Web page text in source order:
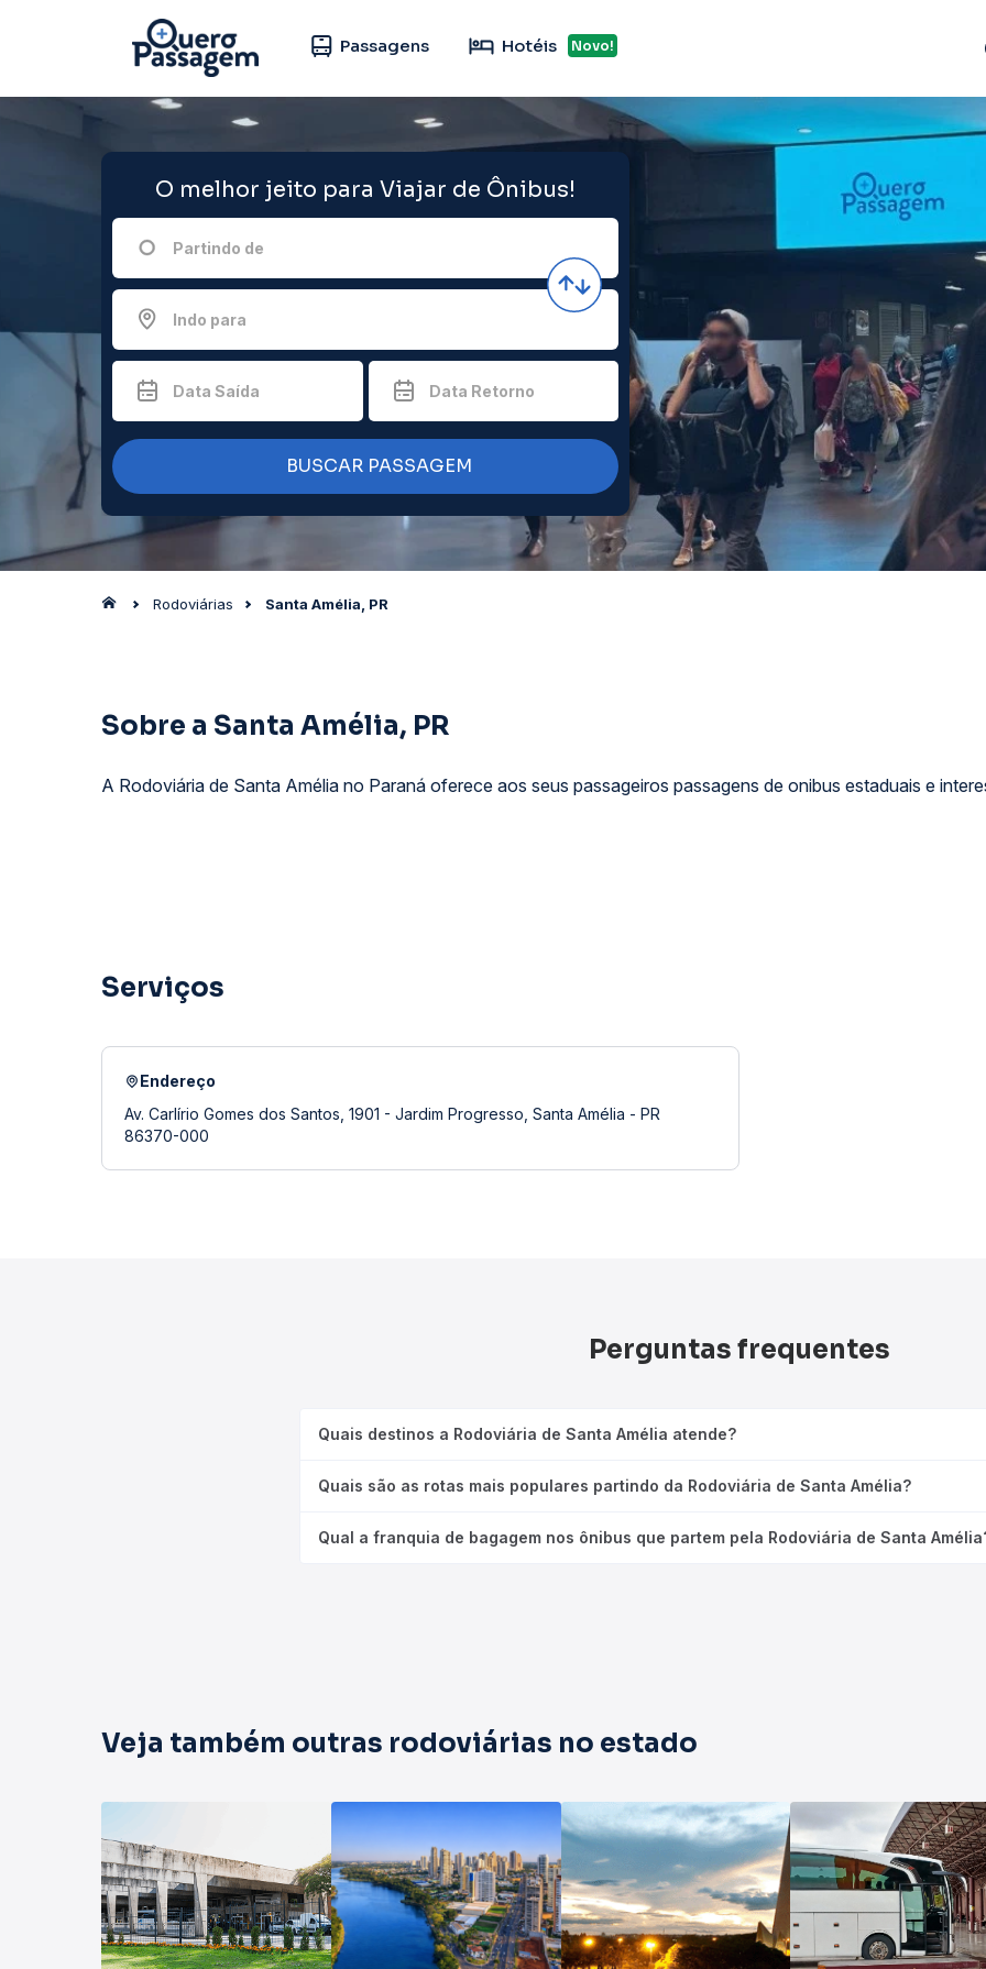
Passagens Hotéis Novo!
O melhor jeito para Viajar de Ônibus!
Partindo de
Indo para
Data Saída Data Retorno
BUSCAR PASSAGEM
Rodoviárias Santa Amélia, PR
Sobre a Santa Amélia, PR
A Rodoviária de Santa Amélia no Paraná oferece aos seus passageiros passagens de onibus estaduais e
Serviços
Endereço
Av. Carlírio Gomes dos Santos, 1901 - Jardim Progresso, Santa Amélia - PR
86370-000
Perguntas frequentes
Quais destinos a Rodoviária de Santa Amélia atende?
Quais são as rotas mais populares partindo da Rodoviária de Santa Amélia?
Qual a franquia de bagagem nos ônibus que partem pela Rodoviária de Santa
Veja também outras rodoviárias no estado